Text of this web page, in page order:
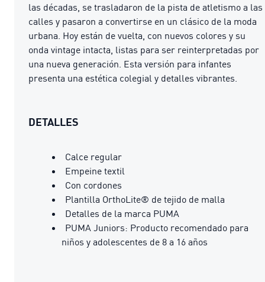
las décadas, se trasladaron de la pista de atletismo a las
calles y pasaron a convertirse en un clásico de la moda
urbana. Hoy están de vuelta, con nuevos colores y su
onda vintage intacta, listas para ser reinterpretadas por
una nueva generación. Esta versión para infantes
presenta una estética colegial y detalles vibrantes.
DETALLES
Calce regular
Empeine textil
Con cordones
Plantilla OrthoLite® de tejido de malla
Detalles de la marca PUMA
PUMA Juniors: Producto recomendado para
niños y adolescentes de 8 a 16 años